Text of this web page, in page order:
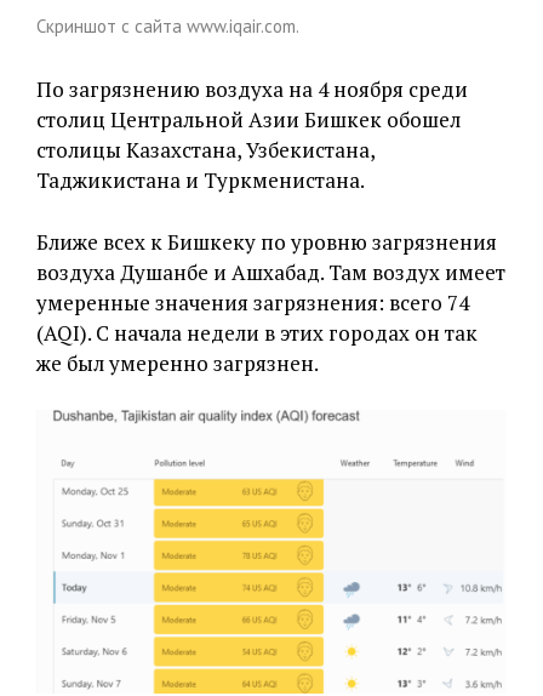
Скриншот с сайта www.iqair.com.
По загрязнению воздуха на 4 ноября среди
столиц Центральной Азии Бишкек обошел
столицы Казахстана, Узбекистана,
Таджикистана и Туркменистана.
Ближе всех к Бишкеку по уровню загрязнения
воздуха Душанбе и Ашхабад. Там воздух имеет
умеренные значения загрязнения: всего 74
(AQI). С начала недели в этих городах он так
же был умеренно загрязнен.